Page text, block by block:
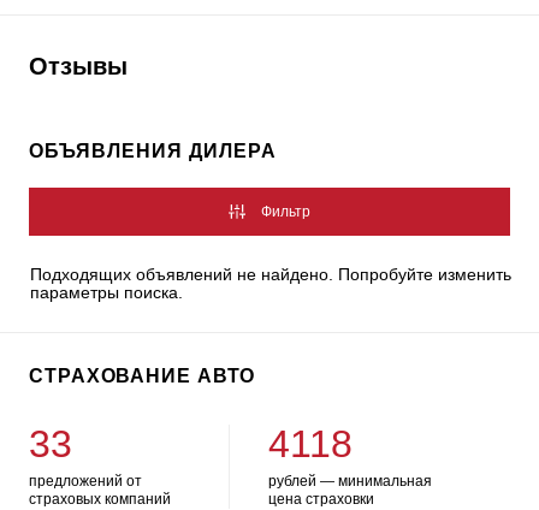
Отзывы
ОБЪЯВЛЕНИЯ ДИЛЕРА
Фильтр
Подходящих объявлений не найдено. Попробуйте изменить
параметры поиска.
СТРАХОВАНИЕ АВТО
33
предложений от
страховых компаний
4118
рублей — минимальная
цена страховки